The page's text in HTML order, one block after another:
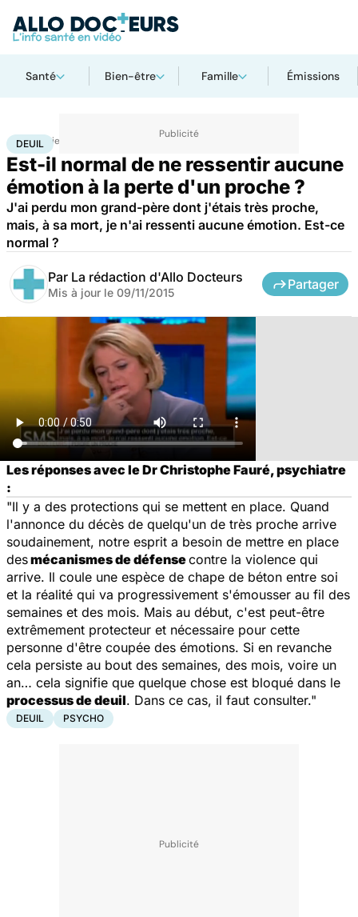
Santé Bien-être Famille Émissions
Accueil Bien-être
DEUIL
Est-il normal de ne ressentir aucune
émotion à la perte d'un proche ?
J'ai perdu mon grand-père dont j'étais très proche,
mais, à sa mort, je n'ai ressenti aucune émotion. Est-ce
normal ?
Par La rédaction d'Allo Docteurs
Mis à jour le 09/11/2015
Partager
Les réponses avec le Dr Christophe Fauré, psychiatre
:
"Il y a des protections qui se mettent en place. Quand
l'annonce du décès de quelqu'un de très proche arrive
soudainement, notre esprit a besoin de mettre en place
desmécanismes de défensecontre la violence qui
arrive. Il coule une espèce de chape de béton entre soi
et la réalité qui va progressivement s'émousser au fil des
semaines et des mois. Mais au début, c'est peut-être
extrêmement protecteur et nécessaire pour cette
personne d'être coupée des émotions. Si en revanche
cela persiste au bout des semaines, des mois, voire un
an… cela signifie que quelque chose est bloqué dans le
processus de deuil. Dans ce cas, il faut consulter."
DEUIL PSYCHO